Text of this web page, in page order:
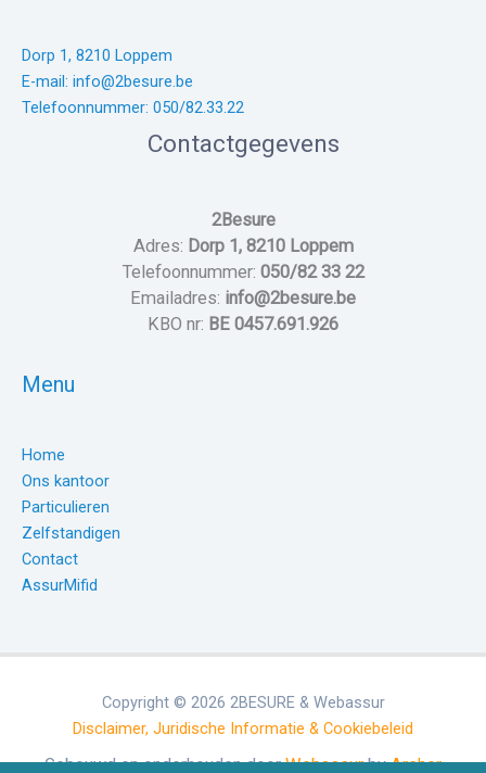
Dorp 1, 8210 Loppem
E-mail: info@2besure.be
Telefoonnummer: 050/82.33.22
Contactgegevens
2Besure
Adres: Dorp 1, 8210 Loppem
Telefoonnummer: 050/82 33 22
Emailadres: info@2besure.be
KBO nr: BE 0457.691.926
Menu
Home
Ons kantoor
Particulieren
Zelfstandigen
Contact
AssurMifid
Copyright © 2026 2BESURE & Webassur
Disclaimer, Juridische Informatie & Cookiebeleid
Gebouwd en onderhouden doorWebassurbyArcher